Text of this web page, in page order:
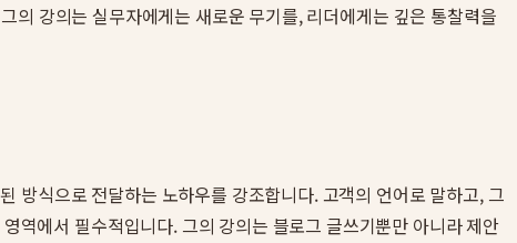
의 강의는 실무자에게는 새로운 무기를, 리더에게는 깊은 통찰력을
방식으로 전달하는 노하우를 강조합니다. 고객의 언어로 말하고, 그
역에서 필수적입니다. 그의 강의는 블로그 글쓰기뿐만 아니라 제안